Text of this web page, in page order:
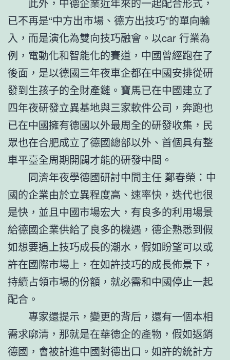
已不再是“中方出市場、德方出技巧”的單向輸
入，而是演化為雙向技巧融會。以car 行業為
例，電動化和智能化的賽道，中國曾經跑在了
後面，是以德國三年夜車企都在中國安排從研
發到生孩子的全財產鏈。寶馬已在中國建立了
四年夜研發立異基地與三家軟件公司，奔跑也
已在中國擁有德國以外最周全的研發收集，民
眾也在合肥成立了德國總部以外、首個具有整
車平臺全周期開闢才能的研發中間。
同濟年夜學德國研討中間主任 鄭春榮：中
國的企業由於立異程度高、速率快，迭代也很
是快，並且中國市場宏大，有良多的利用場景
給德國企業供給了良多的機遇，德企熟悉到假
如想要遇上技巧成長的潮水，假如盼望可以或
許在國際市場上，在如許技巧的成長佈景下，
持續占領市場的份額，就必需和中國停止一起
配合。
專家還提示，變更的背后，還有一個本相
需求廓清，那就是在華德企的產物，假如返銷
德國，會被計進中國對德出口。如許的統計方